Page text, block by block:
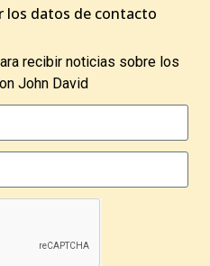
los datos de contacto
recibir noticias sobre los
John David